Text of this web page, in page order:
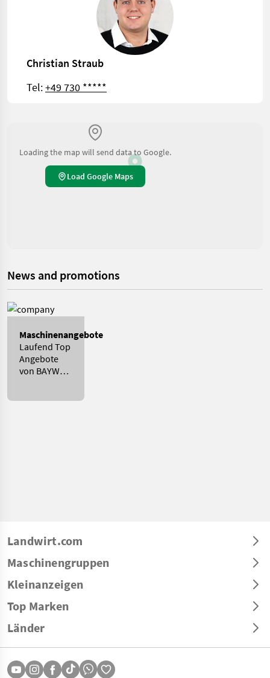
Christian Straub
Tel:+49 730 *****
Loading the map will send data to Google.
Load Google Maps
News and promotions
Maschinenangebote
Laufend Top
Angebote
von BAYWA
Landwirt.com
Maschinengruppen
Kleinanzeigen
Top Marken
Länder